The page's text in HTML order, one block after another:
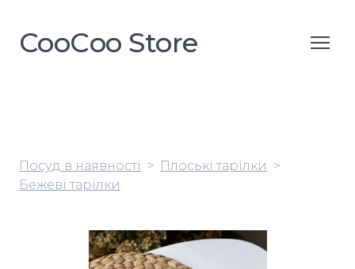
CooСoo Store
Посуд в наявності
Плоські тарілки
Бежеві тарілки